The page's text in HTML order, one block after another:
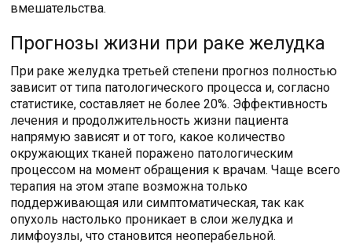
вмешательства.
Прогнозы жизни при раке желудка
При раке желудка третьей степени прогноз полностью
зависит от типа патологического процесса и, согласно
статистике, составляет не более 20%. Эффективность
лечения и продолжительность жизни пациента
напрямую зависят и от того, какое количество
окружающих тканей поражено патологическим
процессом на момент обращения к врачам. Чаще всего
терапия на этом этапе возможна только
поддерживающая или симптоматическая, так как
опухоль настолько проникает в слои желудка и
лимфоузлы, что становится неоперабельной.